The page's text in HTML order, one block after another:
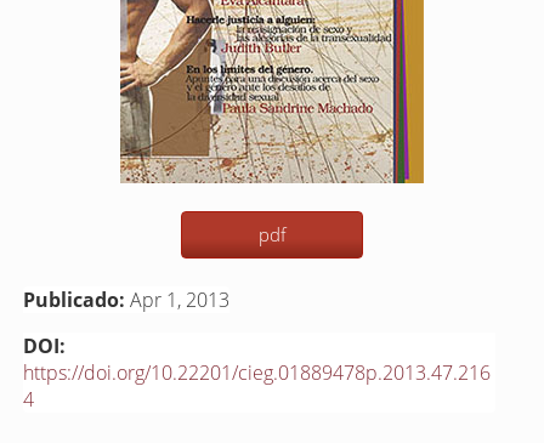
pdf
Publicado: Apr 1, 2013
DOI:
https://doi.org/10.22201/cieg.01889478p.2013.47.216
4